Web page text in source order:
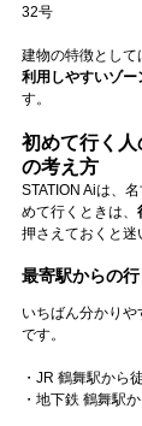
32号
建物の特徴として
利用しやすいゾー
す。
初めて行く
の考え方
STATION Aiは、
めて行くときは、
押さえておくと迷
最寄駅からの
いちばん分かりや
です。
・JR 鶴舞駅から
・地下鉄 鶴舞駅